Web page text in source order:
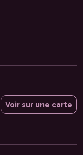
Voir sur une carte